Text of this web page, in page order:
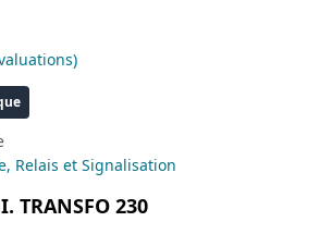
Relais et Signalisation
TRANSFO 230